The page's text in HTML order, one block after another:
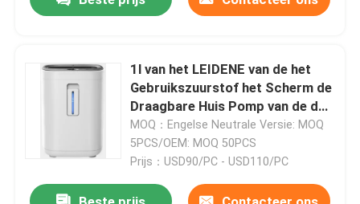
de hoge concentrator van de stroomzuurstof
Draagbare Verstuiversmachines
Medische Zuigingsapparaten
1l van het LEIDENE van de het
Gebruikszuurstof het Scherm de
Draagbare Huis Pomp van de de
Concentrator6l Zuurstof
MOQ：Engelse Neutrale Versie: MOQ
5PCS/OEM: MOQ 50PCS
Prijs：USD90/PC - USD110/PC